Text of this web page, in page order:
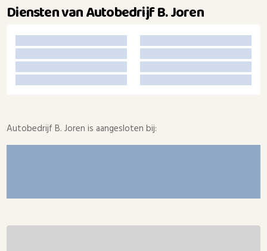
Diensten van Autobedrijf B. Joren
Autobedrijf B. Joren is aangesloten bij: